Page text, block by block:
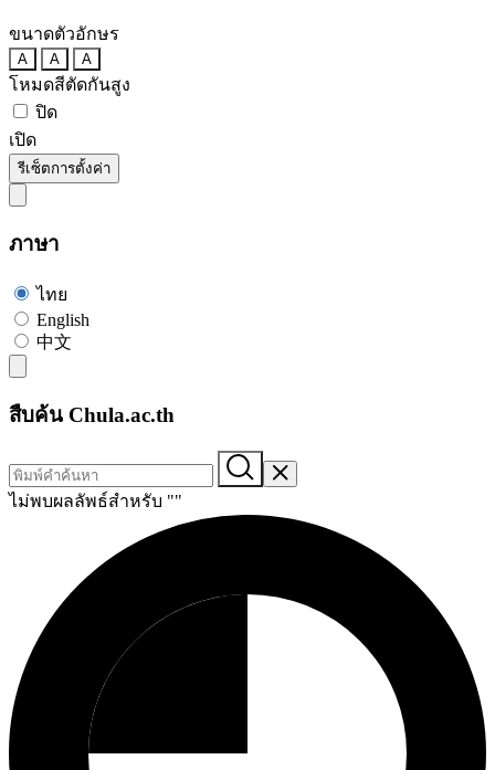
ขนาดตัวอักษร
A A A
โหมดสีตัดกันสูง
ปิด
เปิด
รีเซ็ตการตั้งค่า
ภาษา
ไทย
English
中文
สืบค้น Chula.ac.th
ไม่พบผลลัพธ์สำหรับ ""